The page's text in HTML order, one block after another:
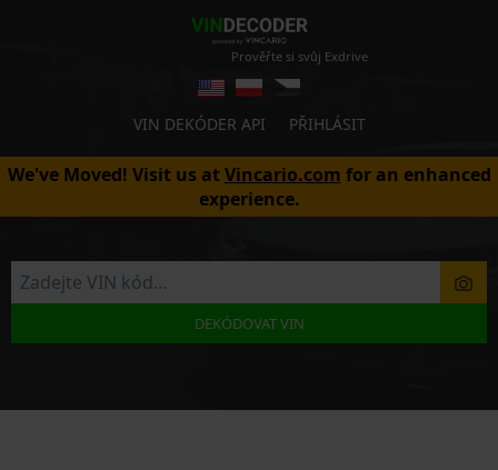
Prověřte si svůj Exdrive
VIN DEKÓDER API PŘIHLÁSIT
We've Moved! Visit us atVincario.com for an enhanced
experience.
DEKÓDOVAT VIN